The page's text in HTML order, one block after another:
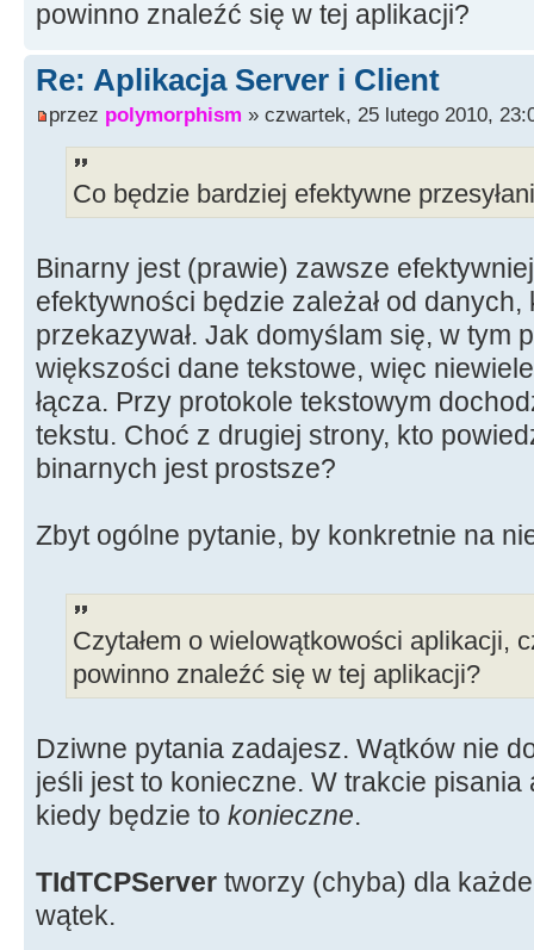
powinno znaleźć się w tej aplikacji?
Re: Aplikacja Server i Client
przez polymorphism » czwartek, 25 lutego 2010,
Co będzie bardziej efektywne
Binarny jest (prawie) zawsze
efektywności będzie zależał od
przekazywał. Jak domyślam się, w tym
większości dane tekstowe, więc
łącza. Przy protokole tekstowym
tekstu. Choć z drugiej strony, kto
binarnych jest prostsze?
Zbyt ogólne pytanie, by konkretnie na
Czytałem o wielowątkowości aplikacji,
powinno znaleźć się w tej aplikacji?
Dziwne pytania zadajesz. Wątków nie
jeśli jest to konieczne. W trakcie pisania
kiedy będzie to konieczne.
TIdTCPServer tworzy (chyba) dla
wątek.